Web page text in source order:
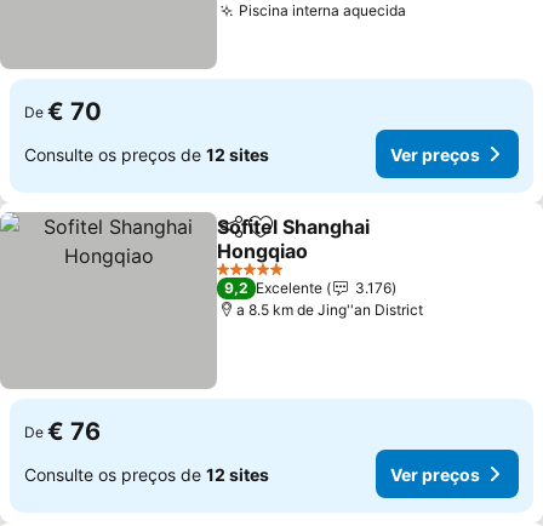
Piscina interna aquecida
De € 70
Consulte os preços de 12 sites Ver preços
PartilharAdicionar aos favoritos
Sofitel Shanghai
Hongqiao
Ver preços
5 Estrelas
9,2 Excelente
3.176
a 8.5 km de Jing''an District
De € 76
Consulte os preços de 12 sites Ver preços